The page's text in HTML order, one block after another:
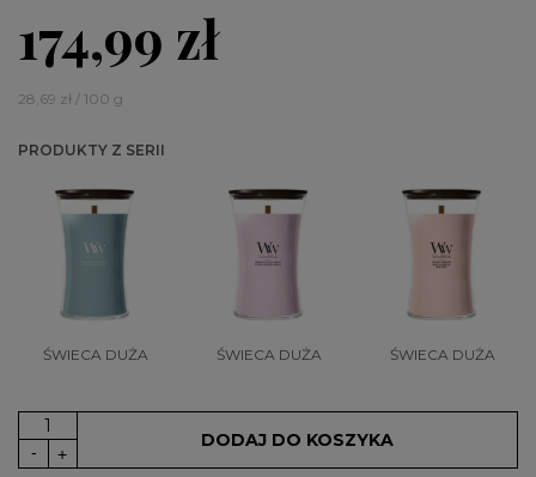
174,99 zł
28,69 zł / 100 g
PRODUKTY Z SERII
ŚWIECA DUŻA ŚWIECA DUŻA ŚWIECA DUŻA
DODAJ DO KOSZYKA